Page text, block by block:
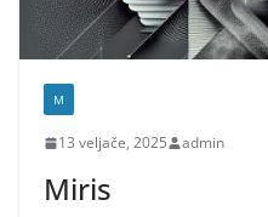
M
13 veljače, 2025 admin
Miris